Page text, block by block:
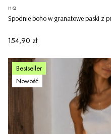
Spodnie boho w granatowe paski z
PRODUCENT
HQ
Cena
154,90 zł
Bestseller
Nowość